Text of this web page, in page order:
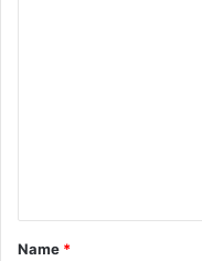
*
Name *